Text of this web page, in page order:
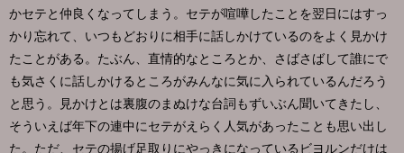
かセテと仲良くなってしまう。セテが喧嘩したことを翌日にはすっ
かり忘れて、いつもどおりに相手に話しかけているのをよく見かけ
たことがある。たぶん、直情的なところとか、さばさばして誰にで
も気さくに話しかけるところがみんなに気に入られているんだろう
と思う。見かけとは裏腹のまぬけな台詞もずいぶん聞いてきたし、
そういえば年下の連中にセテがえらく人気があったことも思い出し
た。ただ、セテの揚げ足取りにやっきになっているビヨルンだけは